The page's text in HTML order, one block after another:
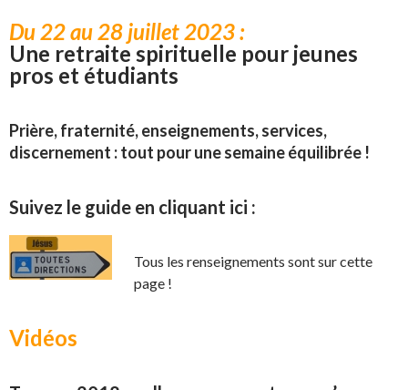
Du 22 au 28 juillet 2023 :
Une retraite spirituelle pour jeunes
pros et étudiants
Prière, fraternité, enseignements, services,
discernement : tout pour une semaine équilibrée !
Suivez le guide en cliquant ici :
Tous les renseignements sont sur cette
page !
Vidéos